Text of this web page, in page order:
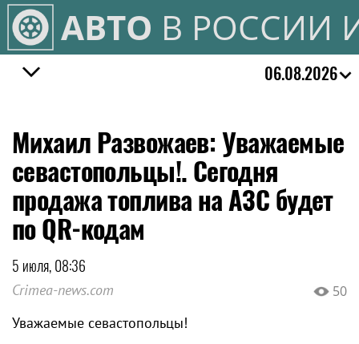
АВТО В РОССИИ
06.08.2026
Михаил Развожаев: Уважаемые
севастопольцы!. Сегодня
продажа топлива на АЗС будет
по QR-кодам
5 июля, 08:36
Crimea-news.com 50
Уважаемые севастопольцы!